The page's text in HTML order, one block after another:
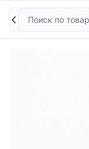
Поиск